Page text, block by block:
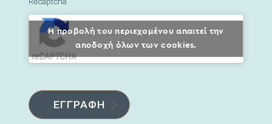
Η προβολή του περιεχομένου απαιτεί την
αποδοχή όλων των cookies.